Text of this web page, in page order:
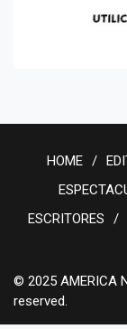
HOME
ESCRITORES
© 2025 AMERICA
reserved.